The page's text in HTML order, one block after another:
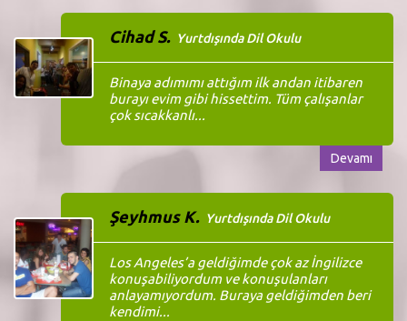
Cihad S. Yurtdışında Dil Okulu
Binaya adımımı attığım ilk andan itibaren
burayı evim gibi hissettim. Tüm çalışanlar
çok sıcakkanlı...
Devamı
Şeyhmus K. Yurtdışında Dil Okulu
Los Angeles’a geldiğimde çok az İngilizce
konuşabiliyordum ve konuşulanları
anlayamıyordum. Buraya geldiğimden beri
kendimi...